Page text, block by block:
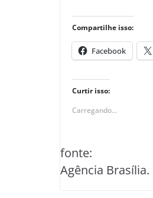
Compartilhe isso:
Facebook
Curtir isso:
Carregando...
fonte:
Agência Brasília.